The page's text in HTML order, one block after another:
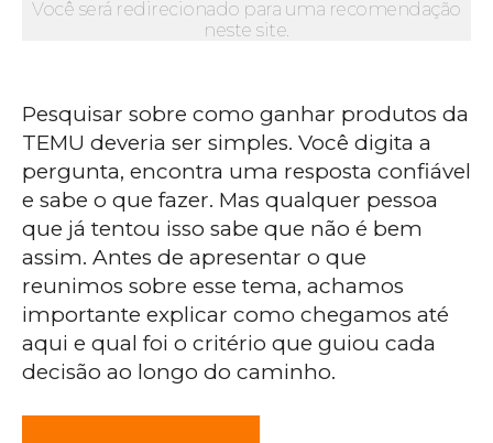
Você será redirecionado para uma recomendação
neste site.
Pesquisar sobre como ganhar produtos da
TEMU deveria ser simples. Você digita a
pergunta, encontra uma resposta confiável
e sabe o que fazer. Mas qualquer pessoa
que já tentou isso sabe que não é bem
assim. Antes de apresentar o que
reunimos sobre esse tema, achamos
importante explicar como chegamos até
aqui e qual foi o critério que guiou cada
decisão ao longo do caminho.